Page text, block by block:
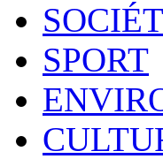
SPORT